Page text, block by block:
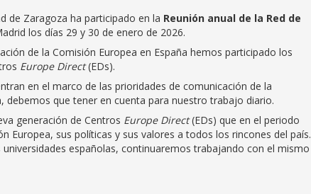
de Zaragoza ha participado en la Reunión anual de la Red de
los días 29 y 30 de enero de 2026.
de la Comisión Europea en España hemos participado los
Europe Direct(EDs).
en el marco de las prioridades de comunicación de la
debemos que tener en cuenta para nuestro trabajo diario.
generación de Centros Europe Direct(EDs) que en el periodo
Europea, sus políticas y sus valores a todos los rincones del país.
españolas, continuaremos trabajando con el mismo